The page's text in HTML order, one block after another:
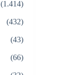
(1.414)
(432)
(43)
(66)